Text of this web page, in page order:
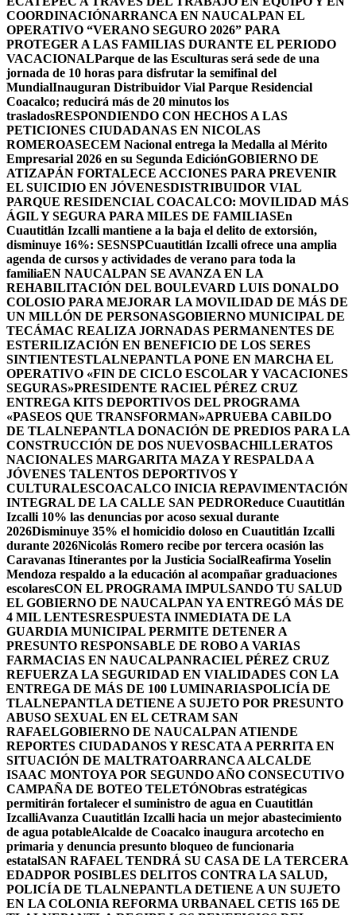
COORDINACIÓNARRANCA EN NAUCALPAN EL
OPERATIVO “VERANO SEGURO 2026” PARA
PROTEGER A LAS FAMILIAS DURANTE EL PERIODO
VACACIONALParque de las Esculturas será sede de una
jornada de 10 horas para disfrutar la semifinal del
MundialInauguran Distribuidor Vial Parque Residencial
Coacalco; reducirá más de 20 minutos los
trasladosRESPONDIENDO CON HECHOS A LAS
PETICIONES CIUDADANAS EN NICOLAS
ROMEROASECEM Nacional entrega la Medalla al Mérito
Empresarial 2026 en su Segunda EdiciónGOBIERNO DE
ATIZAPÁN FORTALECE ACCIONES PARA PREVENIR
EL SUICIDIO EN JÓVENESDISTRIBUIDOR VIAL
PARQUE RESIDENCIAL COACALCO: MOVILIDAD MÁS
ÁGIL Y SEGURA PARA MILES DE FAMILIASEn
Cuautitlán Izcalli mantiene a la baja el delito de extorsión,
disminuye 16%: SESNSPCuautitlán Izcalli ofrece una amplia
agenda de cursos y actividades de verano para toda la
familiaEN NAUCALPAN SE AVANZA EN LA
REHABILITACIÓN DEL BOULEVARD LUIS DONALDO
COLOSIO PARA MEJORAR LA MOVILIDAD DE MÁS DE
UN MILLÓN DE PERSONASGOBIERNO MUNICIPAL DE
TECÁMAC REALIZA JORNADAS PERMANENTES DE
ESTERILIZACIÓN EN BENEFICIO DE LOS SERES
SINTIENTESTLALNEPANTLA PONE EN MARCHA EL
OPERATIVO «FIN DE CICLO ESCOLAR Y VACACIONES
SEGURAS»PRESIDENTE RACIEL PÉREZ CRUZ
ENTREGA KITS DEPORTIVOS DEL PROGRAMA
«PASEOS QUE TRANSFORMAN»APRUEBA CABILDO
DE TLALNEPANTLA DONACIÓN DE PREDIOS PARA LA
CONSTRUCCIÓN DE DOS NUEVOSBACHILLERATOS
NACIONALES MARGARITA MAZA Y RESPALDA A
JÓVENES TALENTOS DEPORTIVOS Y
CULTURALESCOACALCO INICIA REPAVIMENTACIÓN
INTEGRAL DE LA CALLE SAN PEDROReduce Cuautitlán
Izcalli 10% las denuncias por acoso sexual durante
2026Disminuye 35% el homicidio doloso en Cuautitlán Izcalli
durante 2026Nicolás Romero recibe por tercera ocasión las
Caravanas Itinerantes por la Justicia SocialReafirma Yoselin
Mendoza respaldo a la educación al acompañar graduaciones
escolaresCON EL PROGRAMA IMPULSANDO TU SALUD
EL GOBIERNO DE NAUCALPAN YA ENTREGÓ MÁS DE
4 MIL LENTESRESPUESTA INMEDIATA DE LA
GUARDIA MUNICIPAL PERMITE DETENER A
PRESUNTO RESPONSABLE DE ROBO A VARIAS
FARMACIAS EN NAUCALPANRACIEL PÉREZ CRUZ
REFUERZA LA SEGURIDAD EN VIALIDADES CON LA
ENTREGA DE MÁS DE 100 LUMINARIASPOLICÍA DE
TLALNEPANTLA DETIENE A SUJETO POR PRESUNTO
ABUSO SEXUAL EN EL CETRAM SAN
RAFAELGOBIERNO DE NAUCALPAN ATIENDE
REPORTES CIUDADANOS Y RESCATA A PERRITA EN
SITUACIÓN DE MALTRATOARRANCA ALCALDE
ISAAC MONTOYA POR SEGUNDO AÑO CONSECUTIVO
CAMPAÑA DE BOTEO TELETÓNObras estratégicas
permitirán fortalecer el suministro de agua en Cuautitlán
IzcalliAvanza Cuautitlán Izcalli hacia un mejor abastecimiento
de agua potableAlcalde de Coacalco inaugura arcotecho en
primaria y denuncia presunto bloqueo de funcionaria
estatalSAN RAFAEL TENDRÁ SU CASA DE LA TERCERA
EDADPOR POSIBLES DELITOS CONTRA LA SALUD,
POLICÍA DE TLALNEPANTLA DETIENE A UN SUJETO
EN LA COLONIA REFORMA URBANAEL CETIS 165 DE